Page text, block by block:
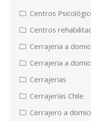
Centros
Centros
Cerrajeria a
Cerrajeria a
Cerrajerias
Cerrajerías Chile
Cerrajero a